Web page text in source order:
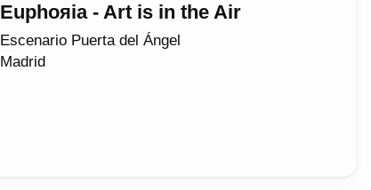
Euphoяia - Art is in the Air
Escenario Puerta del Ángel
Madrid